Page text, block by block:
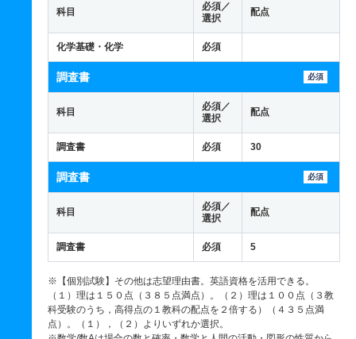
科目
必須／
選択
配点
化学基礎・化学 必須
調査書 必須
科目
必須／
選択
配点
調査書 必須 30
調査書 必須
科目
必須／
選択
配点
調査書 必須 5
※【個別試験】その他は志望理由書。英語資格を活用できる。
（１）理は１５０点（３８５点満点）。（２）理は１００点（３教
科受験のうち，高得点の１教科の配点を２倍する）（４３５点満
点）。（１），（２）よりいずれか選択。